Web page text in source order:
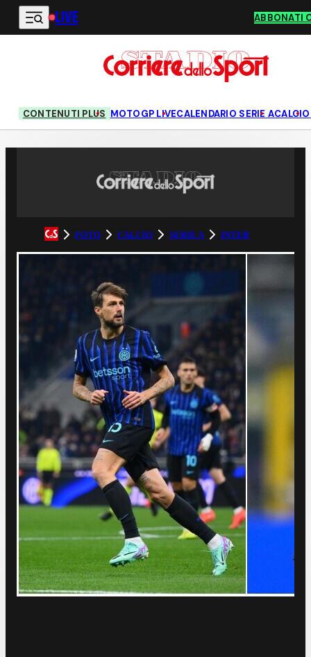
Vai al contenuto principale
LIVE ABBONATI
CONTENUTI PLUS MOTOGP LIVECALENDARIO SERIE ACALCIO
FOTO CALCIO SERIE A INTER